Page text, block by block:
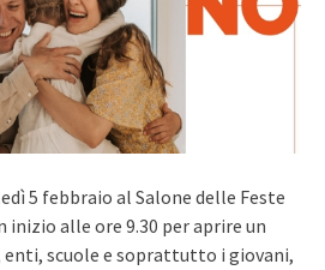
5 febbraio al Salone delle Feste
inizio alle ore 9.30 per aprire un
scuole e soprattutto i giovani,